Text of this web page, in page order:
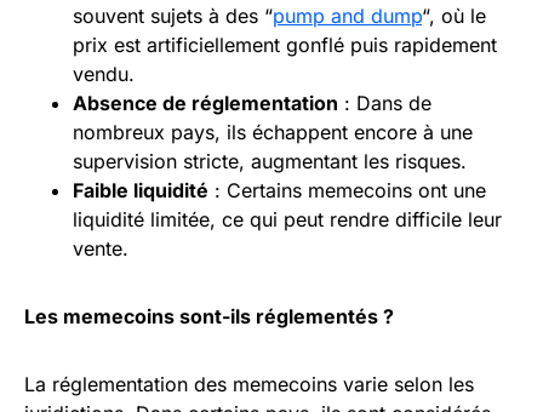
souvent sujets à des “pump and dump“, où le
prix est artificiellement gonflé puis rapidement
vendu.
Absence de réglementation : Dans de
nombreux pays, ils échappent encore à une
supervision stricte, augmentant les risques.
Faible liquidité : Certains memecoins ont une
liquidité limitée, ce qui peut rendre difficile leur
vente.
Les memecoins sont-ils réglementés ?
La réglementation des memecoins varie selon les